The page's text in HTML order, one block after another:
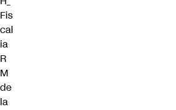
Fis
cal
ia
R
M
de
la